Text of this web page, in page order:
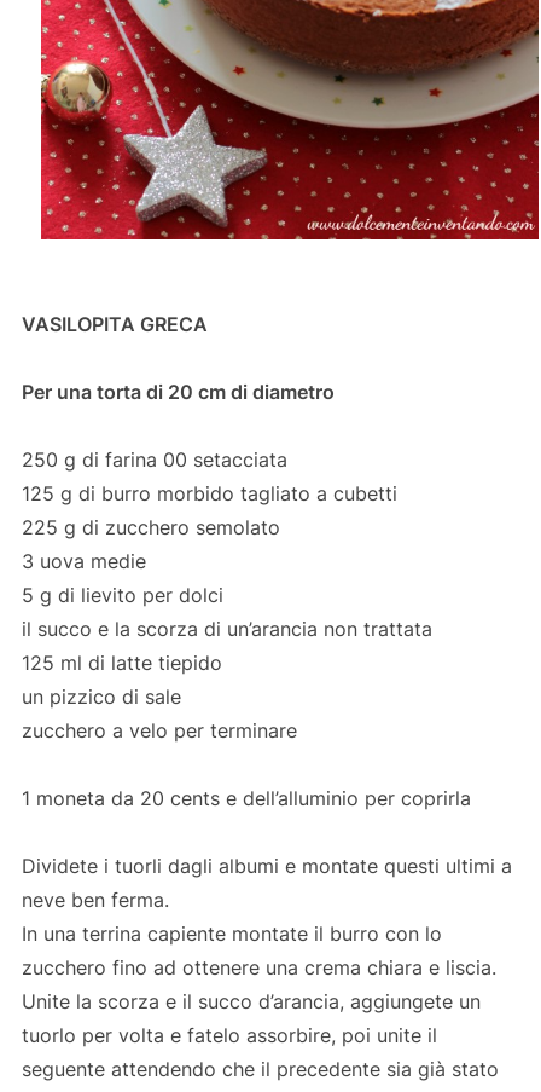
VASILOPITA GRECA
Per una torta di 20 cm di diametro
250 g di farina 00 setacciata
125 g di burro morbido tagliato a cubetti
225 g di zucchero semolato
3 uova medie
5 g di lievito per dolci
il succo e la scorza di un’arancia non trattata
125 ml di latte tiepido
un pizzico di sale
zucchero a velo per terminare
1 moneta da 20 cents e dell’alluminio per coprirla
Dividete i tuorli dagli albumi e montate questi ultimi a
neve ben ferma.
In una terrina capiente montate il burro con lo
zucchero fino ad ottenere una crema chiara e liscia.
Unite la scorza e il succo d’arancia, aggiungete un
tuorlo per volta e fatelo assorbire, poi unite il
seguente attendendo che il precedente sia già stato